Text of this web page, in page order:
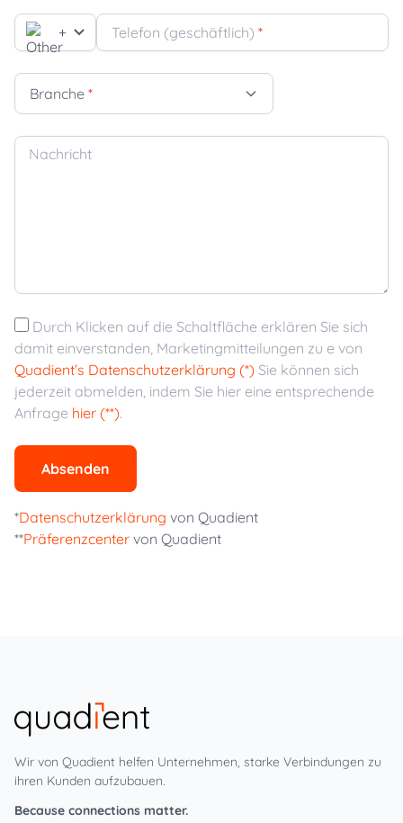
+ Telefon (geschäftlich) *
Branche *
Nachricht
Durch Klicken auf die Schaltfläche erklären Sie sich
damit einverstanden, Marketingmitteilungen zu e von
Quadient’s Datenschutzerklärung (*) Sie können sich
jederzeit abmelden, indem Sie hier eine entsprechende
Anfrage hier (**).
Absenden
*Datenschutzerklärung von Quadient
**Präferenzcenter von Quadient
Wir von Quadient helfen Unternehmen, starke Verbindungen zu
ihren Kunden aufzubauen.
Because connections matter.